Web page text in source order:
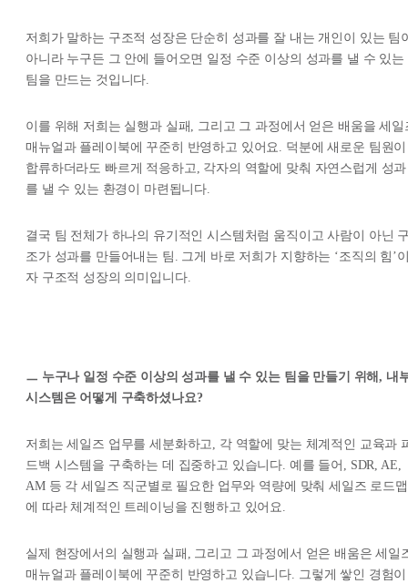
저희가 말하는 구조적 성장은 단순히 성과를 잘 내는 개인이 있는 팀
아니라 누구든 그 안에 들어오면 일정 수준 이상의 성과를 낼 수 있는
팀을 만드는 것입니다.
이를 위해 저희는 실행과 실패, 그리고 그 과정에서 얻은 배움을 세일
매뉴얼과 플레이북에 꾸준히 반영하고 있어요. 덕분에 새로운 팀원이
합류하더라도 빠르게 적응하고, 각자의 역할에 맞춰 자연스럽게 성과
를 낼 수 있는 환경이 마련됩니다.
결국 팀 전체가 하나의 유기적인 시스템처럼 움직이고 사람이 아닌
조가 성과를 만들어내는 팀. 그게 바로 저희가 지향하는 ‘조직의 힘’
자 구조적 성장의 의미입니다.
ㅡ 누구나 일정 수준 이상의 성과를 낼 수 있는 팀을 만들기 위해, 내
시스템은 어떻게 구축하셨나요?
저희는 세일즈 업무를 세분화하고, 각 역할에 맞는 체계적인 교육과
드백 시스템을 구축하는 데 집중하고 있습니다. 예를 들어, SDR, AE,
AM 등 각 세일즈 직군별로 필요한 업무와 역량에 맞춰 세일즈 로드맵
에 따라 체계적인 트레이닝을 진행하고 있어요.
실제 현장에서의 실행과 실패, 그리고 그 과정에서 얻은 배움은 세일
매뉴얼과 플레이북에 꾸준히 반영하고 있습니다. 그렇게 쌓인 경험이